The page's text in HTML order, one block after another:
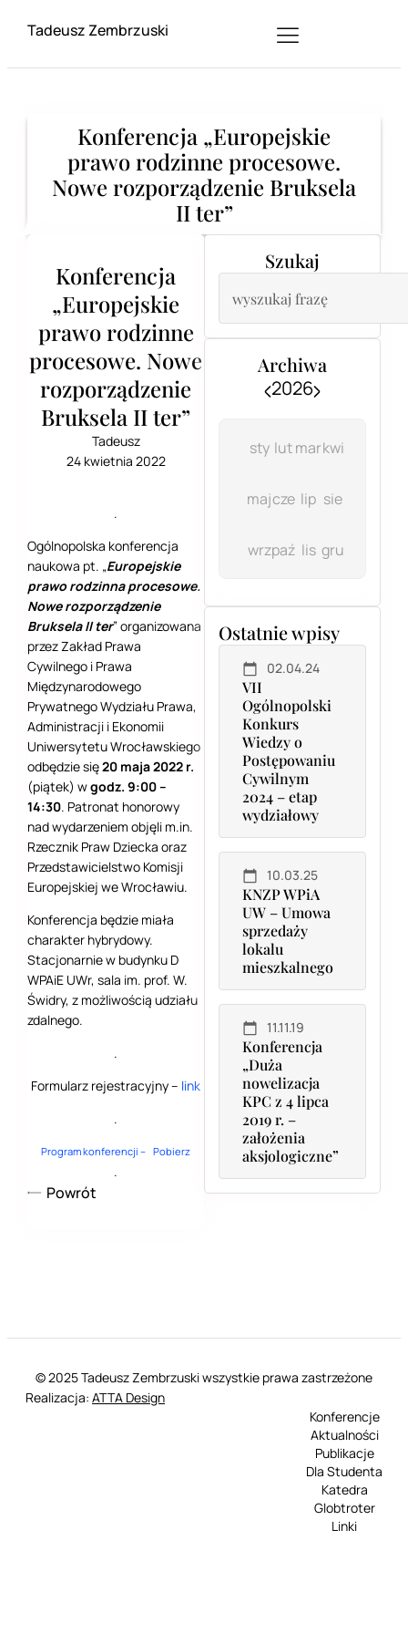
Tadeusz Zembrzuski
Konferencja „Europejskie
prawo rodzinne procesowe.
Nowe rozporządzenie Bruksela
II ter”
Konferencja
„Europejskie
prawo rodzinne
procesowe. Nowe
rozporządzenie
Bruksela II ter”
Tadeusz
24 kwietnia 2022
.
Ogólnopolska konferencja
naukowa pt. „Europejskie
prawo rodzinna procesowe.
Nowe rozporządzenie
Bruksela II ter” organizowana
przez Zakład Prawa
Cywilnego i Prawa
Międzynarodowego
Prywatnego Wydziału Prawa,
Administracji i Ekonomii
Uniwersytetu Wrocławskiego
odbędzie się20 maja 2022 r.
(piątek) wgodz. 9:00 –
14:30. Patronat honorowy
nad wydarzeniem objęli m.in.
Rzecznik Praw Dziecka oraz
Przedstawicielstwo Komisji
Europejskiej we Wrocławiu.
Konferencja będzie miała
charakter hybrydowy.
Stacjonarnie w budynku D
WPAiE UWr, sala im. prof. W.
Świdry, z możliwością udziału
zdalnego.
.
Formularz rejestracyjny – link
.
Program konferencji – Pobierz
.
Powrót
Szukaj
Archiwa
2026
sty lutmarkwi
majcze lip sie
wrzpaź lis gru
Ostatnie wpisy
02.04.24
VII
Ogólnopolski
Konkurs
Wiedzy o
Postępowaniu
Cywilnym
2024 – etap
wydziałowy
10.03.25
KNZP WPiA
UW – Umowa
sprzedaży
lokalu
mieszkalnego
11.11.19
Konferencja
„Duża
nowelizacja
KPC z 4 lipca
2019 r. –
założenia
aksjologiczne”
© 2025 Tadeusz Zembrzuski wszystkie prawa zastrzeżone
Realizacja: ATTA Design
Konferencje
Aktualności
Publikacje
Dla Studenta
Katedra
Globtroter
Linki